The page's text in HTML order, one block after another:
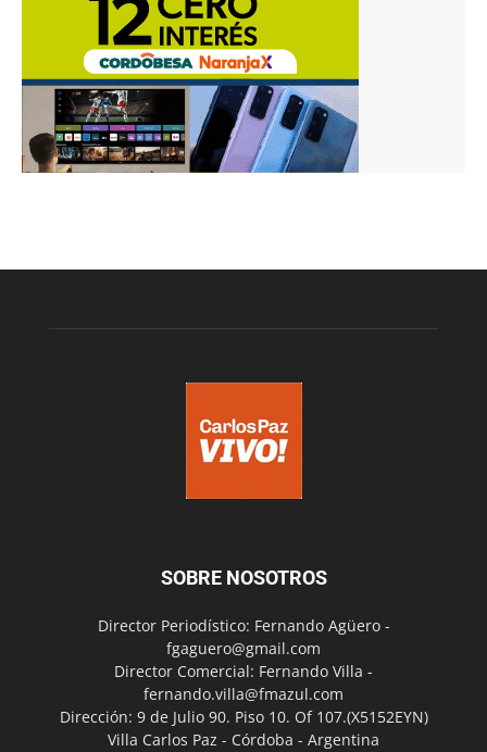
SOBRE NOSOTROS
Director Periodístico: Fernando Agüero -
fgaguero@gmail.com
Director Comercial: Fernando Villa -
fernando.villa@fmazul.com
Dirección: 9 de Julio 90. Piso 10. Of 107.(X5152EYN)
Villa Carlos Paz - Córdoba - Argentina